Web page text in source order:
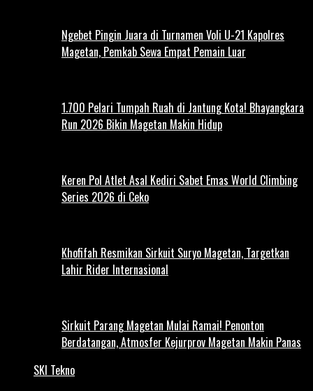
Ngebet Pingin Juara di Turnamen Voli U-21 Kapolres
Magetan, Pemkab Sewa Empat Pemain Luar
1.700 Pelari Tumpah Ruah di Jantung Kota! Bhayangkara
Run 2026 Bikin Magetan Makin Hidup
Keren Pol Atlet Asal Kediri Sabet Emas World Climbing
Series 2026 di Ceko
Khofifah Resmikan Sirkuit Suryo Magetan, Targetkan
Lahir Rider Internasional
Sirkuit Parang Magetan Mulai Ramai! Penonton
Berdatangan, Atmosfer Kejurprov Magetan Makin Panas
SKI Tekno